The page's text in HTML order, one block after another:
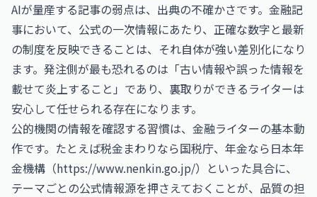
AIが量産する記事の弱点は、出典の不確かさです。金融記
事において、公式の一次情報にあたり、正確な数字と最新
の制度を反映できることは、それ自体が強い差別化になり
ます。発注側が最も恐れるのは「古い情報や誤った情報を
載せて炎上すること」であり、裏取りができるライターは
安心して任せられる存在になります。
公的機関の情報を確認する習慣は、金融ライターの基本動
作です。たとえば税金まわりなら国税庁、年金なら日本年
金機構（https://www.nenkin.go.jp/）といった具合に、
テーマごとの公式情報源を押さえておくことが、品質の担